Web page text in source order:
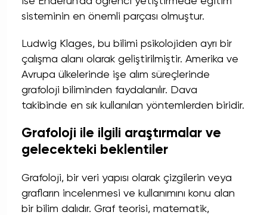
sisteminin en önemli parçası olmuştur.
Ludwig Klages, bu bilimi psikolojiden ayrı bir
çalışma alanı olarak geliştirilmiştir. Amerika ve
Avrupa ülkelerinde işe alım süreçlerinde
grafoloji biliminden faydalanılır. Dava
takibinde en sık kullanılan yöntemlerden biridir.
Grafoloji ile ilgili araştırmalar ve
gelecekteki beklentiler
Grafoloji, bir veri yapısı olarak çizgilerin veya
grafların incelenmesi ve kullanımını konu alan
bir bilim dalıdır. Graf teorisi, matematik,